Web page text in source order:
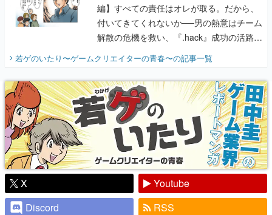
編】すべての責任はオレが取る。だから、
付いてきてくれないか──男の熱意はチーム
解散の危機を救い、『.hack』成功の活路を
『少年ジャンプ』色だった【若ゲのいた
り】
若ゲのいたり〜ゲームクリエイターの青春〜の記事一覧
X
Youtube
Discord
RSS